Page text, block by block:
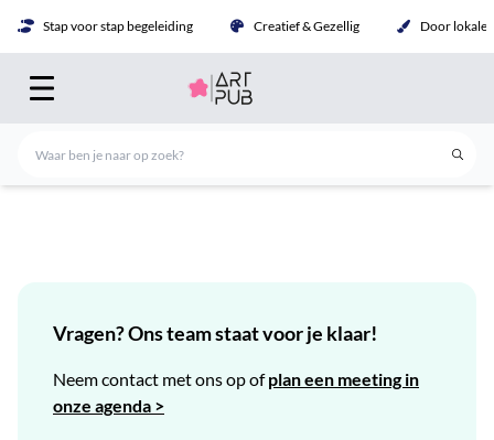
Stap voor stap begeleiding Creatief & Gezellig Door lokale
Vragen? Ons team staat voor je klaar!
Neem contact met ons op ofplan een meeting in
onze agenda >